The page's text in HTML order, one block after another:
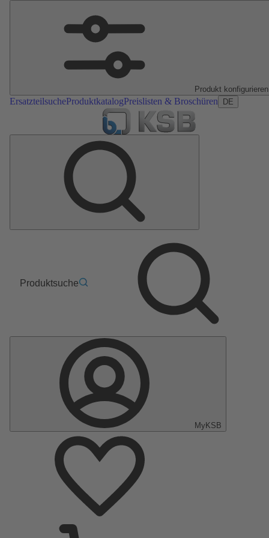
Produkt konfigurieren
ErsatzteilsucheProduktkatalogPreislisten & Broschüren DE
Produktsuche
MyKSB